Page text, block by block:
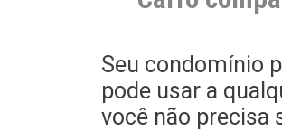
Seu condomínio
pode usar a
você não precisa